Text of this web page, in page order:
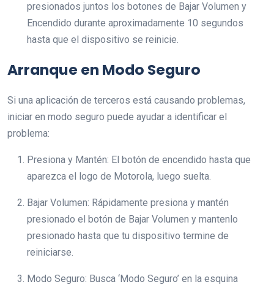
presionados juntos los botones de Bajar Volumen y
Encendido durante aproximadamente 10 segundos
hasta que el dispositivo se reinicie.
Arranque en Modo Seguro
Si una aplicación de terceros está causando problemas,
iniciar en modo seguro puede ayudar a identificar el
problema:
Presiona y Mantén: El botón de encendido hasta que
aparezca el logo de Motorola, luego suelta.
Bajar Volumen: Rápidamente presiona y mantén
presionado el botón de Bajar Volumen y mantenlo
presionado hasta que tu dispositivo termine de
reiniciarse.
Modo Seguro: Busca ‘Modo Seguro’ en la esquina